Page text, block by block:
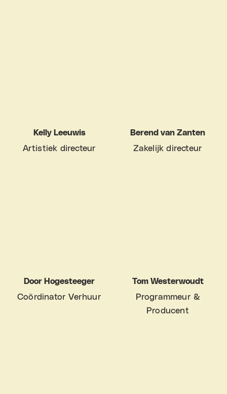
Kelly Leeuwis
Artistiek directeur
Berend van Zanten
Zakelijk directeur
Door Hogesteeger
Coördinator Verhuur
Tom Westerwoudt
Programmeur &
Producent